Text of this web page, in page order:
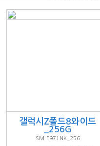
갤럭시Z폴드8와이드
_256G
SM-F971NK_256